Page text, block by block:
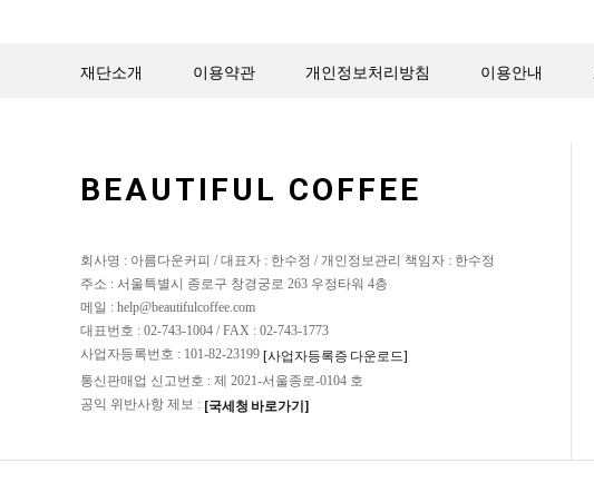
재단소개 이용약관 개인정보처리방침 이용안내
BEAUTIFUL COFFEE
회사명 : 아름다운커피 / 대표자 : 한수정 / 개인정보관리 책임자 : 한수정
주소 : 서울특별시 종로구 창경궁로 263 우정타워 4층
메일 : help@beautifulcoffee.com
대표번호 : 02-743-1004 / FAX : 02-743-1773
사업자등록번호 : 101-82-23199 [사업자등록증 다운로드]
통신판매업 신고번호 : 제 2021-서울종로-0104 호
공익 위반사항 제보 : [국세청 바로가기]